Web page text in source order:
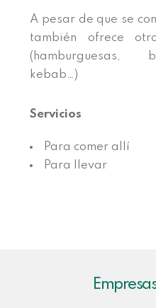
A pesar de que se
también ofrece
(hamburguesas,
kebab…)
Servicios
Para comer allí
Para llevar